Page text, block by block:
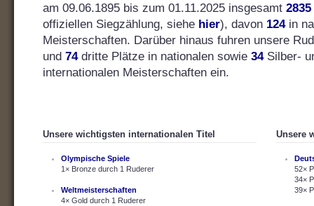
am 09.06.1895 bis zum 01.11.2025 insgesamt 2835
offiziellen Siegzählung, siehe hier), davon 124in
Meisterschaften. Darüber hinaus fuhren unsere
und 74dritte Plätze in nationalen sowie 34Silber-
internationalen Meisterschaften ein.
Unsere wichtigsten internationalen Titel
Olympische Spiele
1× Bronze durch 1 Ruderer
Weltmeisterschaften
4× Gold durch 1 Ruderer
Unsere
52×
34×
39×